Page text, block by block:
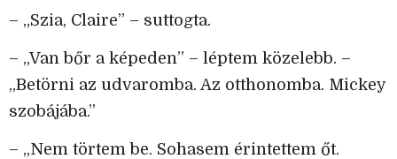
– „Szia, Claire” – suttogta.
– „Van bőr a képeden” – léptem közelebb. –
„Betörni az udvaromba. Az otthonomba. Mickey
szobájába.”
– „Nem törtem be. Sohasem érintettem őt.